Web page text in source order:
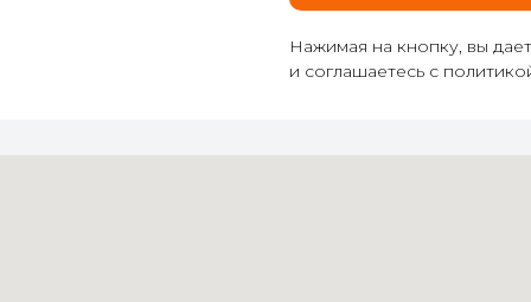
Нажимая на кнопку, вы
и соглашаетесь c